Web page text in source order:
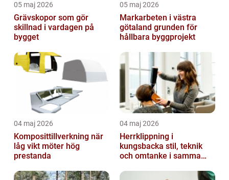
05 maj 2026
Grävskopor som gör
skillnad i vardagen på
bygget
05 maj 2026
Markarbeten i västra
götaland grunden för
hållbara byggprojekt
04 maj 2026
Komposittillverkning när
låg vikt möter hög
prestanda
04 maj 2026
Herrklippning i
kungsbacka stil, teknik
och omtanke i samma